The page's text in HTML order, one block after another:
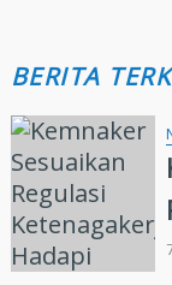
BERITA